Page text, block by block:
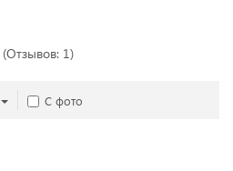
(Отзывов: 1)
С фото